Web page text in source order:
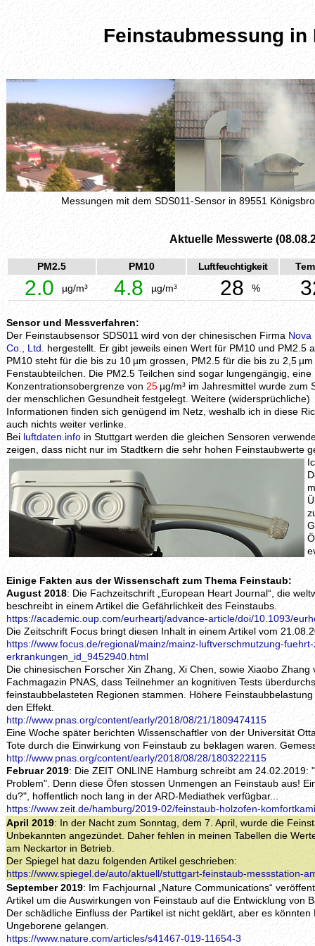
Feinstaubmessung
Messungen mit dem SDS011-Sensor in 89551
Aktuelle Messwerte
PM2.5 PM10 Luftfeuchtigkeit
2.0 µg/m³ 4.8 µg/m³ 28 %
Sensor und Messverfahren:
Der Feinstaubsensor SDS011 wird von der chinesischen Firma Nova
Co., Ltd.
hergestellt. Er gibt jeweils einen Wert für PM10 und PM2.5
PM10 steht für die bis zu 10 µm grossen, PM2.5 für die bis zu 2,5
Fenstaubteilchen. Die PM2.5 Teilchen sind sogar lungengängig, eine
Konzentrationsobergrenze von 25µg/m³ im Jahresmittel wurde zum
der menschlichen Gesundheit festgelegt. Weitere (widersprüchliche)
Informationen finden sich genügend im Netz, weshalb ich in diese
auch nichts weiter verlinke.
Bei luftdaten.info in Stuttgart werden die gleichen Sensoren
zeigen, dass nicht nur im Stadtkern die sehr hohen Feinstaubwerte
Einige Fakten aus der Wissenschaft zum Thema Feinstaub:
August 2018: Die Fachzeitschrift „European Heart Journal“, die
beschreibt in einem Artikel die Gefährlichkeit des Feinstaubs.
https://academic.oup.com/eurheartj/advance-article/doi/10.1093/
Die Zeitschrift Focus bringt diesen Inhalt in einem Artikel vom
https://www.focus.de/regional/mainz/mainz-luftverschmutzung-
erkrankungen_id_9452940.html
Die chinesischen Forscher Xin Zhang, Xi Chen, sowie Xiaobo
Fachmagazin PNAS, dass Teilnehmer an kognitiven Tests
feinstaubbelasteten Regionen stammen. Höhere
den Effekt.
http://www.pnas.org/content/early/2018/08/21/1809474115
Eine Woche später berichten Wissenschaftler von der Universität
Tote durch die Einwirkung von Feinstaub zu beklagen waren.
http://www.pnas.org/content/early/2018/08/28/1803222115
Februar 2019: Die ZEIT ONLINE Hamburg schreibt am 24.02.2019:
Problem". Denn diese Öfen stossen Unmengen an Feinstaub aus!
du?", hoffentlich noch lang in der ARD-Mediathek verfügbar...
https://www.zeit.de/hamburg/2019-02/feinstaub-holzofen-
April 2019: In der Nacht zum Sonntag, dem 7. April, wurde die
Unbekannten angezündet. Daher fehlen in meinen Tabellen die
am Neckartor in Betrieb.
Der Spiegel hat dazu folgenden Artikel geschrieben:
https://www.spiegel.de/auto/aktuell/stuttgart-feinstaub-messstation-
September 2019: Im Fachjournal „Nature Communications“
Artikel um die Auswirkungen von Feinstaub auf die Entwicklung von
Der schädliche Einfluss der Partikel ist nicht geklärt, aber es
Ungeborene gelangen.
https://www.nature.com/articles/s41467-019-11654-3